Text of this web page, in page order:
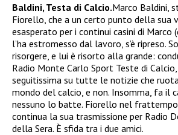
Baldini, Testa di Calcio.Marco Baldini,
Fiorello, che a un certo punto della sua
esasperato per i continui casini di Marco
l’ha estromesso dal lavoro, s’è ripreso.
risorgere, e lui è risorto alla grande:
Radio Monte Carlo Sport Teste di
seguitissima su tutte le notizie che
mondo del calcio, e non. Insomma, fa il
nessuno lo batte. Fiorello nel frattempo,
continua la sua trasmissione per Radio
della Sera. È sfida tra i due amici.